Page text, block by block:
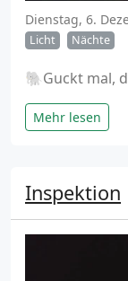
Dienstag, 6.
Licht
Nächte
🐘Guckt mal,
Mehr lesen
Inspektion